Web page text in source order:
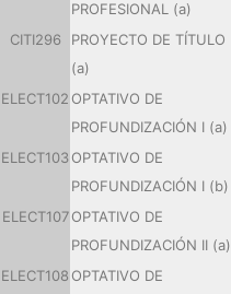
PROFESIONAL (a)
CITI296
PROYECTO DE TÍTULO
(a)
ELECT102 OPTATIVO DE
PROFUNDIZACIÓN I (a)
ELECT103OPTATIVO DE
PROFUNDIZACIÓN I (b)
ELECT107 OPTATIVO DE
PROFUNDIZACIÓN II (a)
ELECT108 OPTATIVO DE